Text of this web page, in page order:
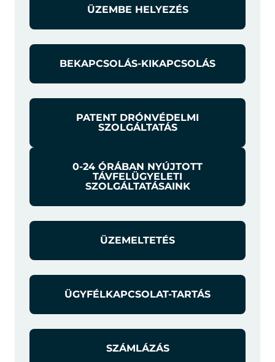
ÜZEMBE HELYEZÉS
BEKAPCSOLÁS-KIKAPCSOLÁS
PATENT DRÓNVÉDELMI
SZOLGÁLTATÁS
0-24 ÓRÁBAN NYÚJTOTT
TÁVFELÜGYELETI
SZOLGÁLTATÁSAINK
ÜZEMELTETÉS
ÜGYFÉLKAPCSOLAT-TARTÁS
SZÁMLÁZÁS